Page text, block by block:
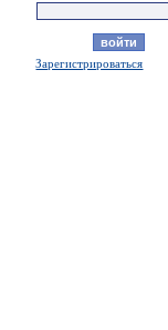
Зарегистрироваться